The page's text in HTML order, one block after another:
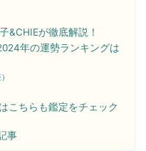
&CHIEが徹底解説！
年の運勢ランキングは
こちらも鑑定をチェック
事